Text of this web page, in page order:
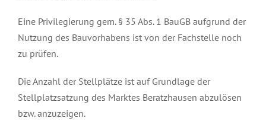
Eine Privilegierung gem. § 35 Abs. 1 BauGB aufgrund der
Nutzung des Bauvorhabens ist von der Fachstelle noch
zu prüfen.
Die Anzahl der Stellplätze ist auf Grundlage der
Stellplatzsatzung des Marktes Beratzhausen abzulösen
bzw. anzuzeigen.